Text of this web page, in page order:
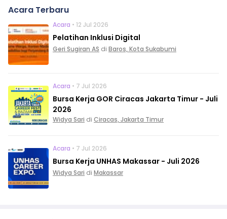
Acara Terbaru
Acara • 12 Jul 2026
Pelatihan Inklusi Digital
Geri Sugiran AS di Baros, Kota Sukabumi
Acara • 7 Jul 2026
Bursa Kerja GOR Ciracas Jakarta Timur - Juli
2026
Widya Sari di Ciracas, Jakarta Timur
Acara • 7 Jul 2026
Bursa Kerja UNHAS Makassar - Juli 2026
Widya Sari di Makassar